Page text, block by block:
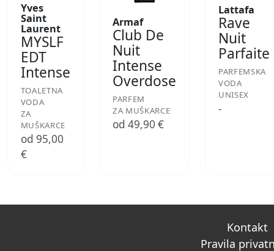
Yves
Saint
Laurent
MYSLF
EDT
Intense
TOALETNA
VODA
ZA
MUŠKARCE
od 95,00
€
Armaf
Club De
Nuit
Intense
Overdose
PARFEM
ZA MUŠKARCE
od 49,90 €
Lattafa
Rave
Nuit
Parfaite
PARFEMSKA
VODA
UNISEX
-
Kontakt
Pravila